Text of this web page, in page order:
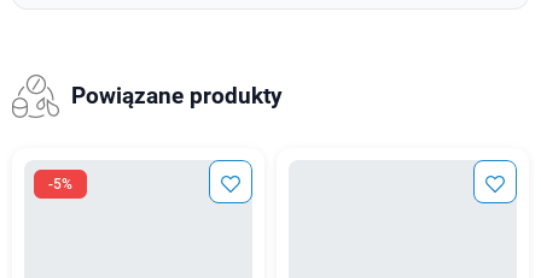
Powiązane produkty
-5%